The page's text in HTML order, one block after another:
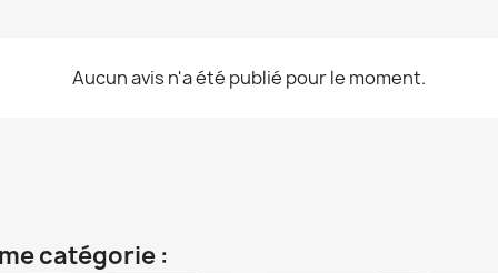
Aucun avis n'a été publié pour le moment.
catégorie :